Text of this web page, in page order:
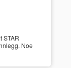
STAR
Noe